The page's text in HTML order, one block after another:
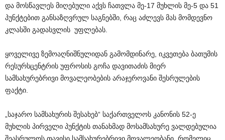
და მოსწავლეს მიღებული აქვს ჩათვლა მე-17 მუხლის მე-5 და 51
პუნქტებით განსაზღვრულ საგნებში, რაც აძლევს მას მომდევნო
კლასში გადასვლის უფლებას.
ყოველივე ზემოაღნიშნულიდან გამომდინარე, იკვეთება ბათუმის
რესურსცენტრის უფროსის გოჩა დავითაძის მიერ
სამსახურებრივი მოვალეობების არაჯეროვანი შესრულების
ფაქტი.
„საჯარო სამსახურის შესახებ“ საქართველოს კანონის 52-ე
მუხლის პირველი პუნქტის თანახმად მოსამსახურე ვალდებულია